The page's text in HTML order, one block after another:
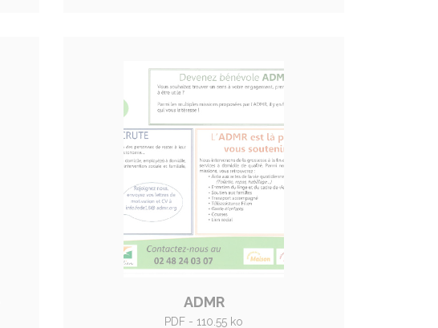
ADMR
PDF - 110.55 ko